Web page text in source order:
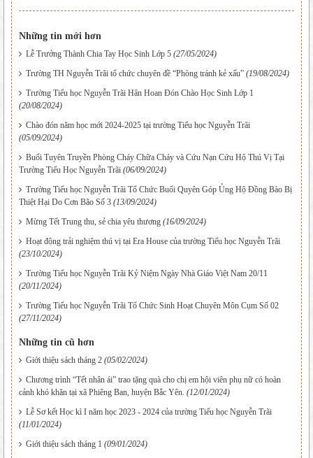
Những tin mới hơn
Lễ Trưởng Thành Chia Tay Học Sinh Lớp 5 (27/05/2024)
Trường TH Nguyễn Trãi tổ chức chuyên đề “Phòng tránh kẻ xấu” (19/08/2024)
Trường Tiểu học Nguyễn Trãi Hân Hoan Đón Chào Học Sinh Lớp 1
(20/08/2024)
Chào đón năm học mới 2024-2025 tại trường Tiểu học Nguyễn Trãi
(05/09/2024)
Buổi Tuyên Truyền Phòng Cháy Chữa Cháy và Cứu Nạn Cứu Hộ Thú Vị Tại
Trường Tiểu Học Nguyễn Trãi (06/09/2024)
Trường Tiểu học Nguyễn Trãi Tổ Chức Buổi Quyên Góp Ủng Hộ Đồng Bào Bị
Thiệt Hại Do Cơn Bão Số 3 (13/09/2024)
Mừng Tết Trung thu, sẻ chia yêu thương (16/09/2024)
Hoạt động trải nghiệm thú vị tại Era House của trường Tiểu học Nguyễn Trãi
(23/10/2024)
Trường Tiểu học Nguyễn Trãi Kỷ Niệm Ngày Nhà Giáo Việt Nam 20/11
(20/11/2024)
Trường Tiểu học Nguyễn Trãi Tổ Chức Sinh Hoạt Chuyên Môn Cụm Số 02
(27/11/2024)
Những tin cũ hơn
Giới thiệu sách tháng 2 (05/02/2024)
Chương trình “Tết nhân ái” trao tặng quà cho chị em hội viên phụ nữ có hoàn
cảnh khó khăn tại xã Phiêng Ban, huyện Bắc Yên. (12/01/2024)
Lễ Sơ kết Học kì I năm học 2023 - 2024 của trường Tiểu học Nguyễn Trãi
(11/01/2024)
Giới thiệu sách tháng 1 (09/01/2024)